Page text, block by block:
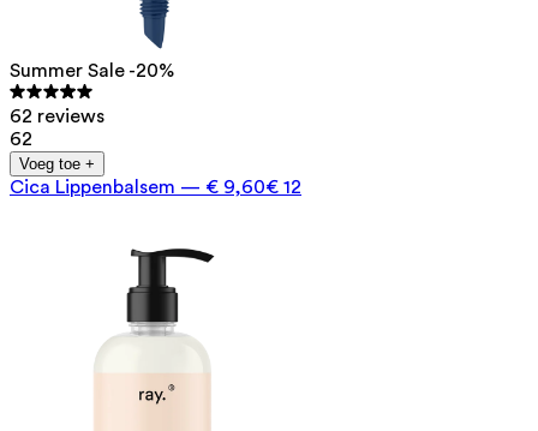
Summer Sale -20%
62 reviews
62
Voeg toe +
Cica Lippenbalsem — € 9,60€ 12